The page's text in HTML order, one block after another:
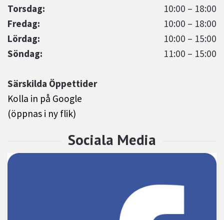
Torsdag:
10:00 – 18:00
Fredag:
10:00 – 18:00
Lördag:
10:00 – 15:00
Söndag:
11:00 – 15:00
Särskilda Öppettider
Kolla in på Google
(öppnas i ny flik)